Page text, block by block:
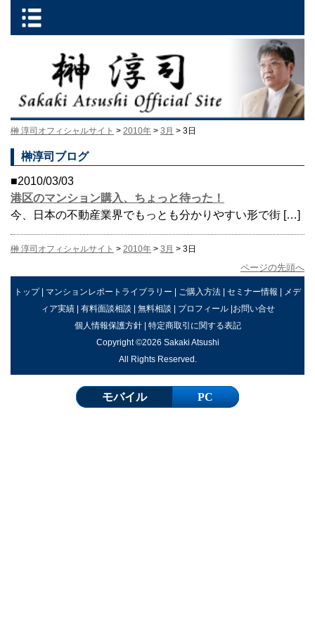
榊 淳司オフィシャルサイト > 2010年 > 3月 > 3日
榊淳司ブログ
■2010/03/03
港区のマンション購入、ちょっと待った！
今、日本の不動産業界でもっとも分かりやすい形で街 […]
榊 淳司オフィシャルサイト > 2010年 > 3月 > 3日
ページの先頭へ
トップ| マンションレポートライブラリー | ご購入方法 | セミナー情報 | メデ
ィア実績| 有料面談相談 | 無料相談 | プロフィール|お問い合せ
個人情報保護方針| 特定商取引に関する表記
Copyright ©2026 Sakaki Atsushi
All Rights Reserved.
モバイル PC